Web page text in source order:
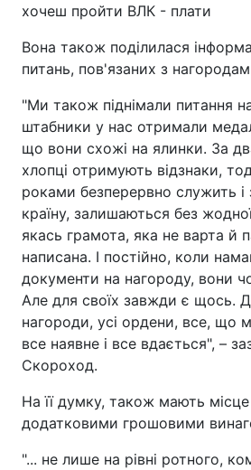
хочеш пройти ВЛК - плати
Вона також поділилася
питань, пов'язаних з
"Ми також піднімали питання
штабники у нас отримали
що вони схожі на ялинки. За
хлопці отримують відзнаки,
роками безперервно служить
країну, залишаються без
якась грамота, яка не варта й
написана. І постійно, коли
документи на нагороду, вони
Але для своїх завжди є щось.
нагороди, усі ордени, все, що
все наявне і все вдається", –
Скороход.
На її думку, також мають місце
додатковими грошовими
"... не лише на рівні ротного,